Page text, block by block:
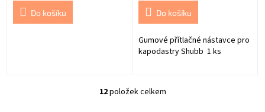
Do košíku
Do košíku
Gumové přítlačné nástavce pro
kapodastry Shubb 1 ks
O
12položek celkem